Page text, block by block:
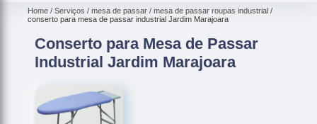
Home Serviços mesa de passar
mesa de passar roupas industrial
conserto para mesa de passar industrial Jardim Marajoara
Conserto para Mesa de Passar
Industrial Jardim Marajoara